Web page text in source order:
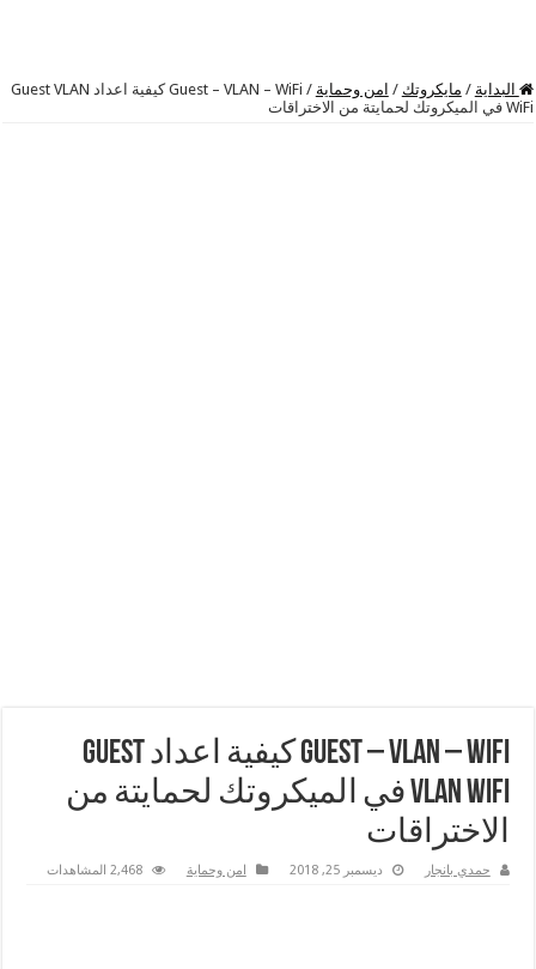
البداية / مايكروتك / امن وحماية /
Guest – VLAN – WiFi كيفية اعداد Guest VLAN
WiFi في الميكروتك لحمايتة من الاختراقات
Guest – VLAN – WiFi كيفية اعداد Guest
VLAN WiFi في الميكروتك لحمايتة من
الاختراقات
حمدي بانجار ديسمبر 25, 2018 امن وحماية 2,468 المشاهدات